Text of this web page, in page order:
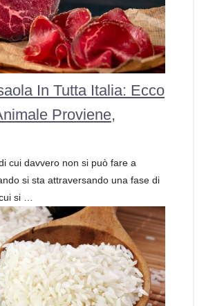
In Tutta Italia: Ecco
Proviene,
cui davvero non si può fare a
si sta attraversando una fase di
si …